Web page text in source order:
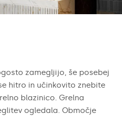
zamegljijo, še posebej
hitro in učinkovito znebite
blazinico. Grelna
ogledala. Območje